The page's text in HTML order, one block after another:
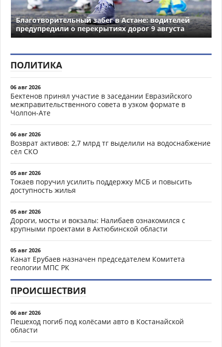
Благотворительный забег в Астане: водителей
предупредили о перекрытиях дорог 9 августа
ПОЛИТИКА
06 авг 2026
Бектенов принял участие в заседании Евразийского
межправительственного совета в узком формате в
Чолпон-Ате
06 авг 2026
Возврат активов: 2,7 млрд тг выделили на водоснабжение
сёл СКО
05 авг 2026
Токаев поручил усилить поддержку МСБ и повысить
доступность жилья
05 авг 2026
Дороги, мосты и вокзалы: Налибаев ознакомился с
крупными проектами в Актюбинской области
05 авг 2026
Канат Ерубаев назначен председателем Комитета
геологии МПС РК
ПРОИСШЕСТВИЯ
06 авг 2026
Пешеход погиб под колёсами авто в Костанайской
области